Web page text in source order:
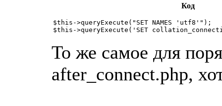
Код
$this->queryExecute("SET NAMES 'utf8'");
$this->queryExecute('SET
То же самое для
after_connect.php,